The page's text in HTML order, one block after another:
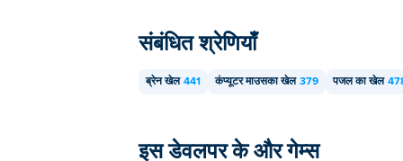
संबंधित श्रेणियाँ
ब्रेन खेल 441 कंप्यूटर माउसका खेल 379 पजल का खेल
इस डेवलपर के और गेम्स